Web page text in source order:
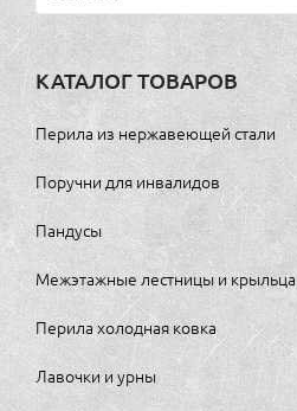
КАТАЛОГ ТОВАРОВ
Перила из нержавеющей стали
Поручни для инвалидов
Пандусы
Межэтажные лестницы и крыльца
Перила холодная ковка
Лавочки и урны